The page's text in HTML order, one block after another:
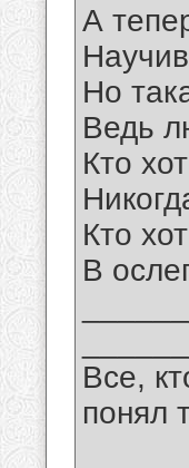
А
Но
Ведь
Кто
Кто
В
Все,
понял